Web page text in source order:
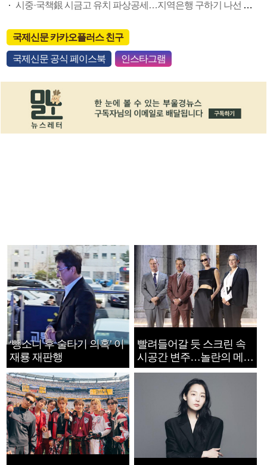
시중·국책銀 시금고 유치 파상공세…지역은행 구하기 나선 부산경실련
국제신문 카카오플러스 친구
국제신문 공식 페이스북 인스타그램
‘뺑소니 후 술타기 의혹’ 이
재룡 재판행
빨려들어갈 듯 스크린 속
시공간 변주…놀란의 메시
지는 ‘전쟁 속죄’